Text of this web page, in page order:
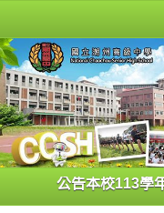
公告本校113學